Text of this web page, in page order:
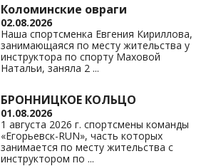
Коломинские овраги
02.08.2026
Наша спортсменка Евгения Кириллова,
занимающаяся по месту жительства у
инструктора по спорту Маховой
Натальи, заняла 2 ...
БРОННИЦКОЕ КОЛЬЦО
01.08.2026
1 августа 2026 г. спортсмены команды
«Егорьевск-RUN», часть которых
занимается по месту жительства с
инструктором по ...